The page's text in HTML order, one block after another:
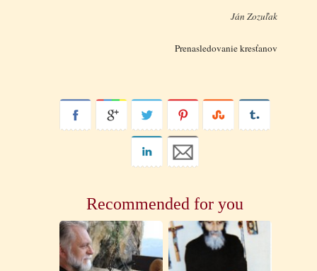
Ján Zozuľak
Prenasledovanie kresťanov
Recommended for you